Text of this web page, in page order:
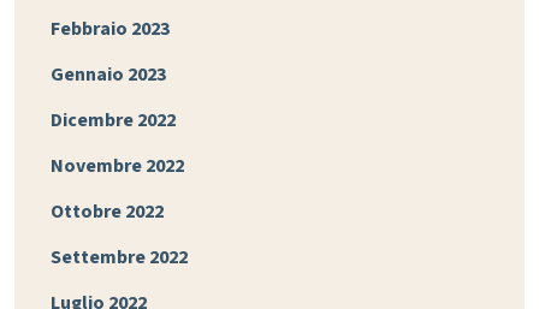
Febbraio 2023
Gennaio 2023
Dicembre 2022
Novembre 2022
Ottobre 2022
Settembre 2022
Luglio 2022